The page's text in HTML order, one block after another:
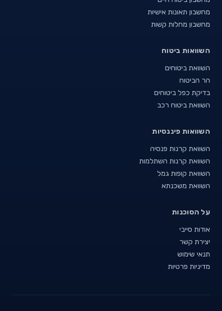
מחשבון תאונות אישיות
מחשבון מחלות קשות
השוואות ביטוח
השוואת ביטוחים
הר הביטוח
בדיקת כפל ביטוחים
השוואת ביטוח רכב
השוואות פיננסיות
השוואת קרנות פנסיה
השוואת קרנות השתלמות
השוואת קופות גמל
השוואת משכנתא
על הסוכנות
אודות סייבי
יצירת קשר
תנאי שימוש
מדיניות פרטיות